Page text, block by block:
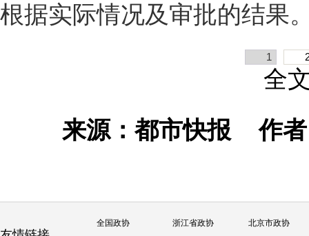
根据实际情况及审批的结果
1
全
来源：都市快报作
全国政协 浙江省政协 北京市政协